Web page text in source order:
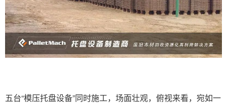
五台“模压托盘设备”同时施工，场面壮观，俯视来看，宛如一